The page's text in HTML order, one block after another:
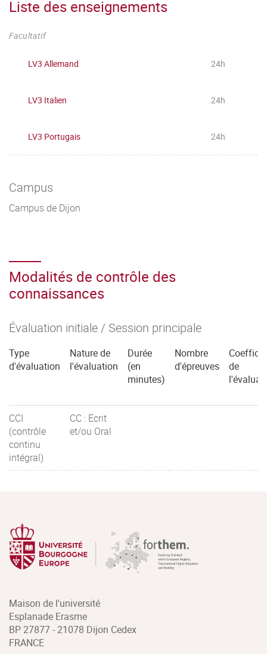
Liste des enseignements
Facultatif
LV3 Allemand 24h
LV3 Italien 24h
LV3 Portugais 24h
Campus
Campus de Dijon
Modalités de contrôle des
connaissances
Évaluation initiale / Session principale
Type
d'évaluation
Nature de
l'évaluation
Durée
(en
minutes)
Nombre
d'épreuves
de
CCI
(contrôle
continu
intégral)
CC : Ecrit
et/ou Oral
Maison de l'université
Esplanade Erasme
BP 27877 - 21078 Dijon Cedex
FRANCE